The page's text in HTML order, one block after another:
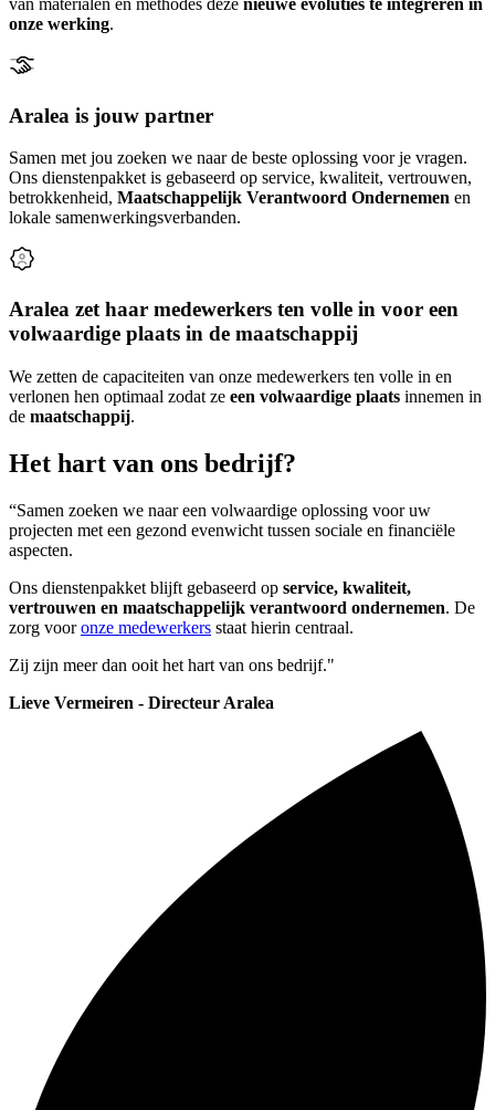
onze werking.
Aralea is jouw partner
Samen met jou zoeken we naar de beste oplossing voor je vragen.
Ons dienstenpakket is gebaseerd op service, kwaliteit, vertrouwen,
betrokkenheid, Maatschappelijk Verantwoord Ondernemen en
lokale samenwerkingsverbanden.
Aralea zet haar medewerkers ten volle in voor een
volwaardige plaats in de maatschappij
We zetten de capaciteiten van onze medewerkers ten volle in en
verlonen hen optimaal zodat ze een volwaardige plaats innemen in
de maatschappij.
Het hart van ons bedrijf?
“Samen zoeken we naar een volwaardige oplossing voor uw
projecten met een gezond evenwicht tussen sociale en financiële
aspecten.
Ons dienstenpakket blijft gebaseerd op service, kwaliteit,
vertrouwen en maatschappelijk verantwoord ondernemen. De
zorg vooronze medewerkers staat hierin centraal.
Zij zijn meer dan ooit het hart van ons bedrijf."
Lieve Vermeiren - Directeur Aralea